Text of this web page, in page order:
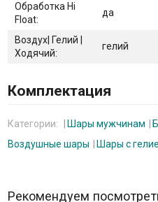
Обработка Hi
Float:
да
Воздух| Гелий |
Ходячий:
гелий
Комплектация
Категории: Шары мужчинам
Воздушные шары
Шары с
Рекомендуем